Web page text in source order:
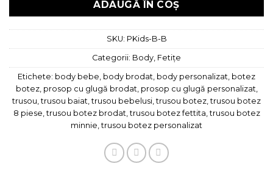
ADAUGĂ ÎN COȘ
SKU: PKids-B-B
Categorii: Body, Fetițe
Etichete: body bebe, body brodat, body personalizat, botez
botez, prosop cu glugă brodat, prosop cu glugă personalizat,
trusou,trusou baiat,trusou bebelusi,trusou botez,trusou botez
8 piese,trusou botez brodat,trusou botez fettita,trusou botez
minnie,trusou botez personalizat